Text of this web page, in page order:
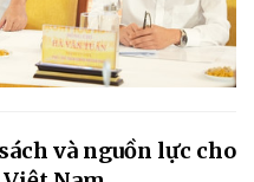
và nguồn lực cho